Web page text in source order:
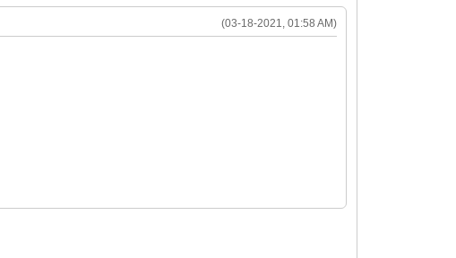
(03-18-2021, 01:58 AM)